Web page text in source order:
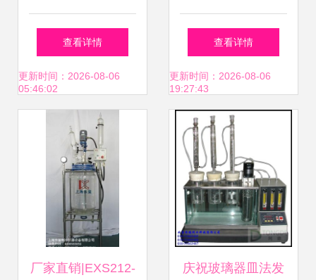
宣后股价为何不涨
反跌？
查看详情
更新时间：2026-08-06
05:46:02
家推荐 诚信包装仪
器为您保驾护航
查看详情
更新时间：2026-08-06
19:27:43
厂家直销|EXS212- 庆祝玻璃器皿法发